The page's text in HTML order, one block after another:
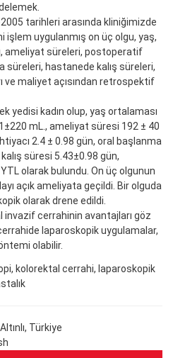
2005 tarihleri arasında kliniğimizde
işlem uygulanmış on üç olgu, yaş,
ameliyat süreleri, postoperatif
süreleri, hastanede kalış süreleri,
maliyet açısından retrospektif
yedisi kadın olup, yaş ortalaması
mL., ameliyat süresi 192 ± 40
2.4 ± 0.98 gün, oral başlanma
süresi 5.43±0.98 gün,
olarak bulundu. On üç olgunun
açık ameliyata geçildi. Bir olguda
olarak drene edildi.
invazif cerrahinin avantajları göz
laparoskopik uygulamalar,
olabilir.
kolorektal cerrahi, laparoskopik
Türkiye